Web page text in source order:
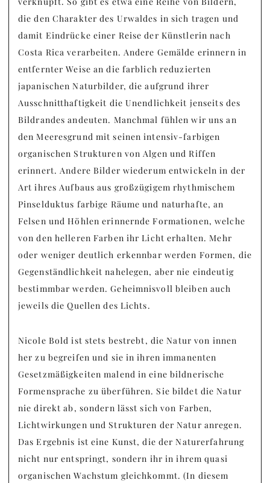
die den Charakter des Urwaldes in sich tragen und
damit Eindrücke einer Reise der Künstlerin nach
Costa Rica verarbeiten. Andere Gemälde erinnern in
entfernter Weise an die farblich reduzierten
japanischen Naturbilder, die aufgrund ihrer
Ausschnitthaftigkeit die Unendlichkeit jenseits des
Bildrandes andeuten. Manchmal fühlen wir uns an
den Meeresgrund mit seinen intensiv-farbigen
organischen Strukturen von Algen und Riffen
erinnert. Andere Bilder wiederum entwickeln in der
Art ihres Aufbaus aus großzügigem rhythmischem
Pinselduktus farbige Räume und naturhafte, an
Felsen und Höhlen erinnernde Formationen, welche
von den helleren Farben ihr Licht erhalten. Mehr
oder weniger deutlich erkennbar werden Formen, die
Gegenständlichkeit nahelegen, aber nie eindeutig
bestimmbar werden. Geheimnisvoll bleiben auch
jeweils die Quellen des Lichts.
Nicole Bold ist stets bestrebt, die Natur von innen
her zu begreifen und sie in ihren immanenten
Gesetzmäßigkeiten malend in eine bildnerische
Formensprache zu überführen. Sie bildet die Natur
nie direkt ab, sondern lässt sich von Farben,
Lichtwirkungen und Strukturen der Natur anregen.
Das Ergebnis ist eine Kunst, die der Naturerfahrung
nicht nur entspringt, sondern ihr in ihrem quasi
organischen Wachstum gleichkommt. (In diesem